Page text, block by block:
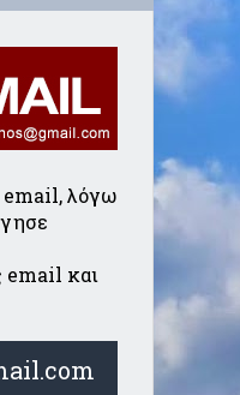
email, λόγω
email και